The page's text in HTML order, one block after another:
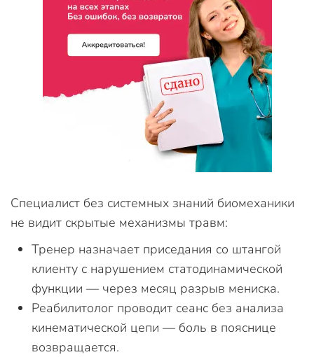
Специалист без системных знаний биомеханики
не видит скрытые механизмы травм:
Тренер назначает приседания со штангой
клиенту с нарушением статодинамической
функции — через месяц разрыв мениска.
Реабилитолог проводит сеанс без анализа
кинематической цепи — боль в пояснице
возвращается.